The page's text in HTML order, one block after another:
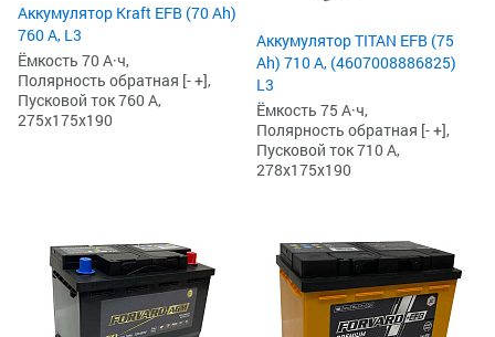
Аккумулятор Kraft EFB (70 Ah)
760 А, L3
Ёмкость 70 А·ч,
Полярность обратная [- +],
Пусковой ток 760 А,
275x175x190
Аккумулятор TITAN EFB (75
Ah) 710 А, (4607008886825)
L3
Ёмкость 75 А·ч,
Полярность обратная [- +],
Пусковой ток 710 А,
278x175x190